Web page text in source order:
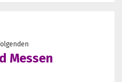
Messen